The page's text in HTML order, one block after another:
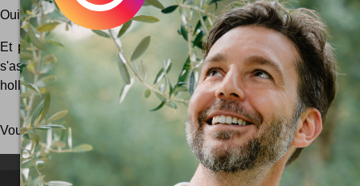
Oui, voilà bien un titre un brin racoleur ... et une idée un peu
Et pourtant c'est bien de cela qu'il s'agit : un radiateur sur
s'asseoir ... Le chaise Radiator Chair est une idée signée du
hollandais Jeroen Wesselink : une bonne idée...
Vous pouvez aussi parcourir le blogau hasard!
NEWSLETTER FOR EVER !